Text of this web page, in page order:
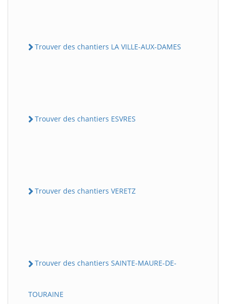
Trouver des chantiers LA VILLE-AUX-DAMES
Trouver des chantiers ESVRES
Trouver des chantiers VERETZ
Trouver des chantiers SAINTE-MAURE-DE-
TOURAINE